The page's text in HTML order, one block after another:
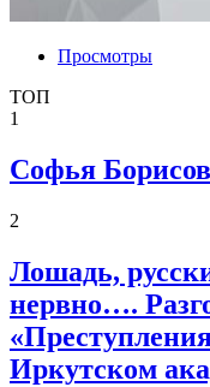
Просмотры
ТОП
1
Софья
2
Лошадь,
нервно….
Иркутском